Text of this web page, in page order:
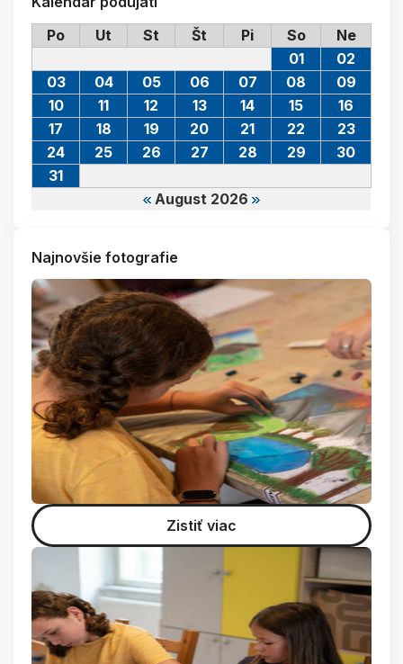
Po
Ut St Št Pi So Ne
August 2026
01
02
03
04 05 06 07 08
09
10
11 12 13 14 15
16
17
18 19 20 21 22
23
24
25 26 27 28 29
30
31
Najnovšie fotografie
Zistiť viac